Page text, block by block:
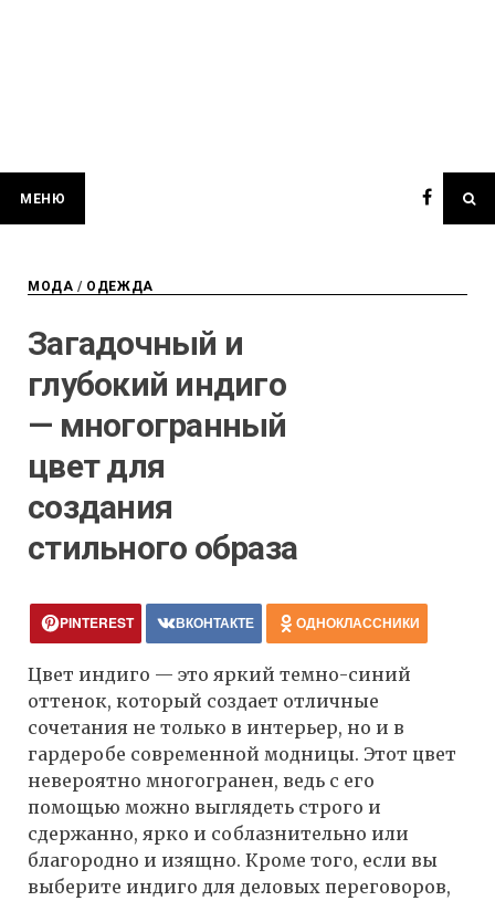
МЕНЮ
МОДА / ОДЕЖДА
Загадочный и
глубокий индиго
— многогранный
цвет для
создания
стильного образа
PINTEREST ВКОНТАКТЕ ОДНОКЛАССНИКИ
Цвет индиго — это яркий темно-синий
оттенок, который создает отличные
сочетания не только в интерьер, но и в
гардеробе современной модницы. Этот цвет
невероятно многогранен, ведь с его
помощью можно выглядеть строго и
сдержанно, ярко и соблазнительно или
благородно и изящно. Кроме того, если вы
выберите индиго для деловых переговоров,